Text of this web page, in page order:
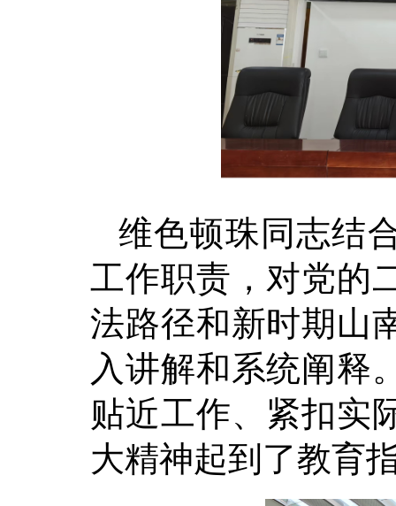
维色顿珠同志结
工作职责，对党的
法路径和新时期 山
入讲解和系统阐释
贴近工作、紧扣实
大精神起到了教育